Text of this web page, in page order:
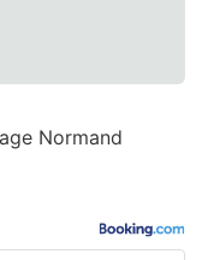
Normand